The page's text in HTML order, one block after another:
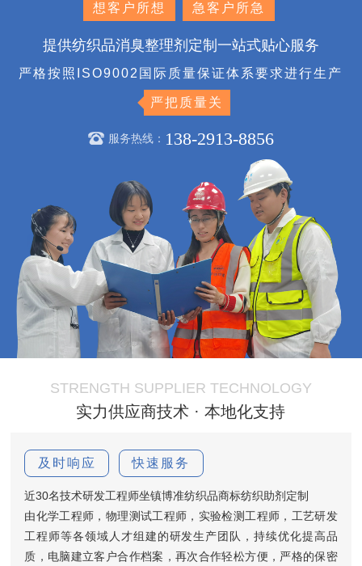
想客户所想 急客户所急
提供纺织品消臭整理剂定制一站式贴心服务
严格按照ISO9002国际质量保证体系要求进行生产
严把质量关
服务热线： 138-2913-8856
STRENGTH SUPPLIER TECHNOLOGY
实力供应商技术 · 本地化支持
及时响应 快速服务
近30名技术研发工程师坐镇博准纺织品商标纺织助剂定制
由化学工程师，物理测试工程师，实验检测工程师，工艺研发
工程师等各领域人才组建的研发生产团队，持续优化提高品
质，电脑建立客户合作档案，再次合作轻松方便，严格的保密